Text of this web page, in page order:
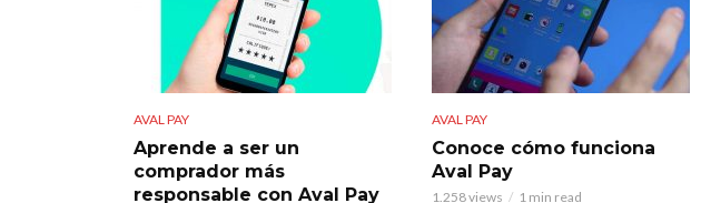
AVAL PAY
Aprende a ser un
comprador más
responsable con Aval Pay
AVAL PAY
Conoce cómo funciona
Aval Pay
1.258 views 1 min read